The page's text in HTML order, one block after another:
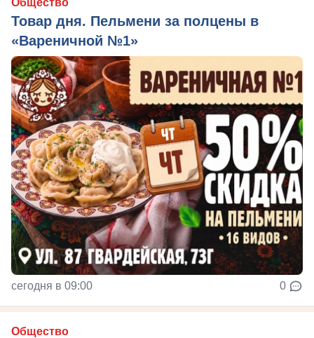
Товар дня. Пельмени за полцены в
«Вареничной №1»
сегодня в 09:00 0
Общество